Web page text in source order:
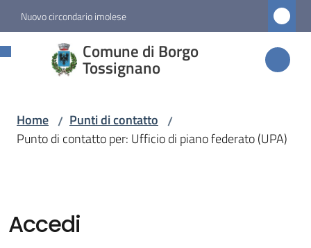
Vai al contenuto
Vai alla navigazione
Vai al footer
Nuovo circondario imolese
Comune di Borgo
Tossignano
Comune di
Borgo
Servizi
Home / Punti di contatto /
Punto di contatto per: Ufficio di piano federato (UPA)
Accedi